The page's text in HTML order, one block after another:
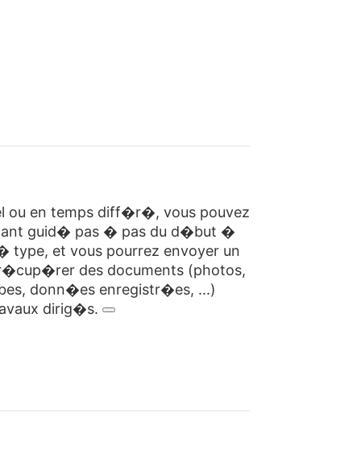
ou en temps diff�r�, vous pouvez
guid� pas � pas du d�but �
type, et vous pourrez envoyer un
des documents (photos,
donn�es enregistr�es, ...)
dirig�s.